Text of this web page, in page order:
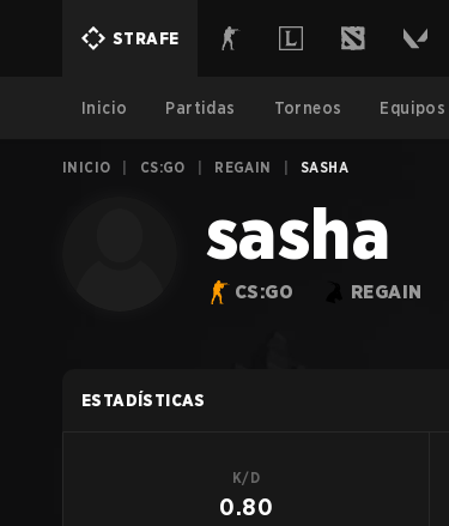
STRAFE
Inicio Partidas Torneos Equipos
INICIO CS:GO REGAIN SASHA
sasha
CS:GO REGAIN
ESTADÍSTICAS
K/D
0.80